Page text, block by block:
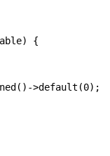
{
>default(0);